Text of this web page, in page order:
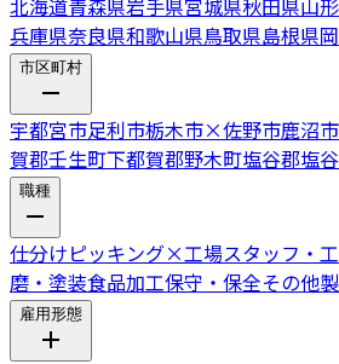
北海道青森県岩手県宮城県秋田県山
兵庫県奈良県和歌山県鳥取県島根県
市区町村
宇都宮市足利市栃木市×佐野市鹿沼市
賀郡壬生町下都賀郡野木町塩谷郡塩
職種
仕分けピッキング×工場スタッフ・
磨・塗装食品加工保守・保全その他
雇用形態